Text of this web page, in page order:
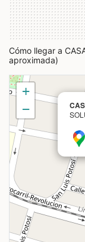
Cómo llegar a
aproximada)
+
−